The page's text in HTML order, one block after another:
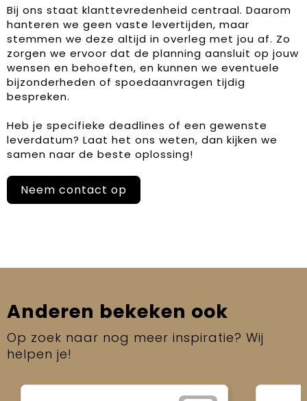
Bij ons staat klanttevredenheid centraal. Daarom
hanteren we geen vaste levertijden, maar
stemmen we deze altijd in overleg met jou af. Zo
zorgen we ervoor dat de planning aansluit op jouw
wensen en behoeften, en kunnen we eventuele
bijzonderheden of spoedaanvragen tijdig
bespreken.
Heb je specifieke deadlines of een gewenste
leverdatum? Laat het ons weten, dan kijken we
samen naar de beste oplossing!
Neem contact op
Anderen bekeken ook
Op zoek naar nog meer inspiratie? Wij
helpen je!